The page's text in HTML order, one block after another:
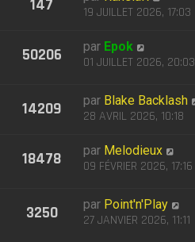
147 19 JUILLET 2026, 17:03
50206 par Epok
01 JUILLET 2026, 20:03
14209 par Blake Backlash
28 AVRIL 2026, 10:18
18478 par Melodieux
09 FÉVRIER 2026, 17:16
3250 par Point'n'Play
27 JANVIER 2026, 11:11